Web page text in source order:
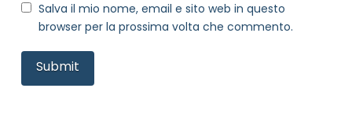
Salva il mio nome, email e sito web in questo
browser per la prossima volta che commento.